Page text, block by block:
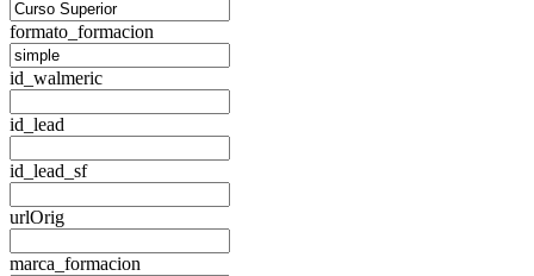
formato_formacion
id_walmeric
id_lead
id_lead_sf
urlOrig
marca_formacion